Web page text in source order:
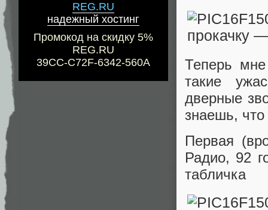
REG.RU
надежный хостинг
Промокод на скидку 5%
REG.RU
39CC-C72F-6342-560A
Теперь
такие
дверные
знаешь, что
Первая
Радио, 92
табличка